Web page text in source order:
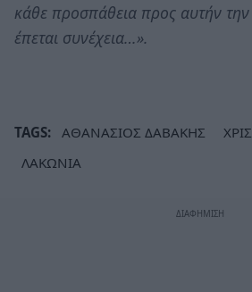
κάθε προσπάθεια προς αυτήν
έπεται συνέχεια…».
TAGS: ΑΘΑΝΑΣΙΟΣ ΔΑΒΑΚΗΣ
ΛΑΚΩΝΙΑ